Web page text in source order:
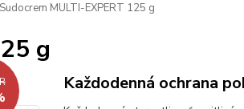
Sudocrem MULTI-EXPERT 125 g
g
Každodenná ochrana